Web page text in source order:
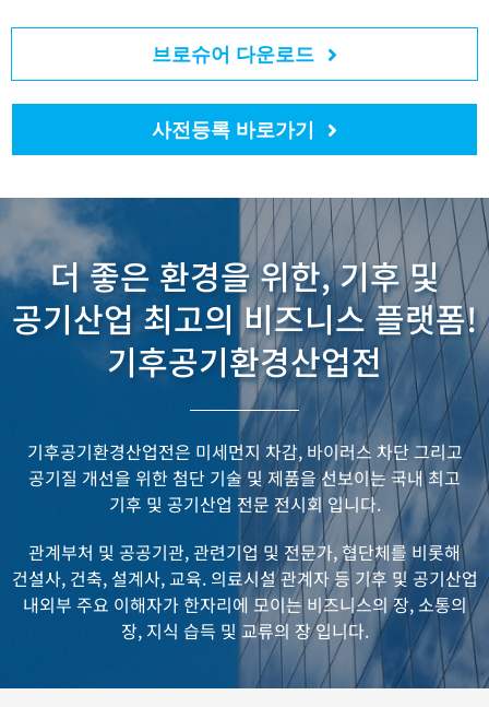
브로슈어 다운로드
사전등록 바로가기
더 좋은 환경을 위한, 기후 및
공기산업 최고의 비즈니스 플랫폼!
기후공기환경산업전
기후공기환경산업전은 미세먼지 차감, 바이러스 차단 그리고
공기질 개선을 위한 첨단 기술 및 제품을 선보이는 국내 최고
기후 및 공기산업 전문 전시회 입니다.
관계부처 및 공공기관, 관련기업 및 전문가, 협단체를 비롯해
건설사, 건축, 설계사, 교육. 의료시설 관계자 등기후 및 공기산업
내외부 주요 이해자가 한자리에 모이는 비즈니스의 장, 소통의
장, 지식 습득 및 교류의 장 입니다.